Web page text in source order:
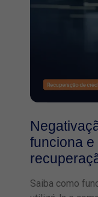
funciona
Saiba como